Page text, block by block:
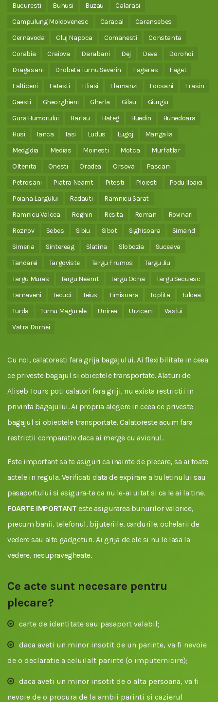
Bucuresti
Buhusi Buzau
Calarasi
Campulung Moldovenesc
Caracal
Caransebes
Cernavoda
Cluj Napoca Comanesti
Constanta
Corabia
Craiova Darabani Dej Deva
Dorohoi
Dragasani
Drobeta Turnu Severin Fagaras
Faget
Falticeni
Fetesti Filiasi Flamanzi Focsani
Frasin
Gaesti
Gheorghieni Gherla Gilau
Giurgiu
Gura Humorului
Harlau Hateg Huedin
Hunedoara
Husi
Ianca Iasi Ludus Lugoj
Mangalia
Medgidia
Medias Moinesti Motca
Murfatlar
Oltenita
Onesti Oradea Orsova
Pascani
Petrosani
Piatra Neamt Pitesti Ploiesti
Podu Iloaiei
Poiana Largului
Radauti
Ramnicu Sarat
Ramnicu Valcea
Reghin Resita Roman
Rovinari
Roznov
Sebes Sibiu Sibot Sighisoara
Simand
Simeria
Sintereag Slatina Slobozia
Suceava
Tandarei
Targoviste Targu Frumos
Targu Jiu
Targu Mures
Targu Neamt Targu Ocna
Targu Secuiesc
Tarnaveni
Tecuci Teius Timisoara Toplita
Tulcea
Turda
Turnu Magurele Unirea Urziceni
Vaslui
Vatra Dornei
Cu noi, calatoresti fara grija bagajului. Ai flexibilitate in ceea
ce priveste bagajul si obiectele transportate. Alaturi de
Aliseb Tours poti calatori fara griji, nu exista restrictii in
privinta bagajului. Ai propria alegere in ceea ce priveste
bagajul si obiectele transportate. Calatoreste acum fara
restrictii comparativ daca ai merge cu avionul.
Este important sa te asiguri ca inainte de plecare, sa ai toate
actele in regula. Verificati data de expirare a buletinului sau
pasaportului si asigura-te ca nu le-ai uitat si ca le ai la tine.
FOARTE IMPORTANT este asigurarea bunurilor valorice,
precum banii, telefonul, bijuteriile, cardurile, ochelarii de
vedere sau alte gadgeturi. Ai grija de ele si nu le lasa la
vedere, nesupravegheate.
Ce acte sunt necesare pentru
plecare?
carte de identitate sau pasaport valabil;
daca aveti un minor insotit de un parinte, va fi nevoie
de o declaratie a celuilalt parinte (o imputernicire);
daca aveti un minor insotit de o alta persoana, va fi
nevoie de o procura de la ambii parinti si cazierul